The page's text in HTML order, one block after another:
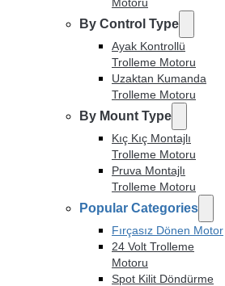
By Control Type
Ayak Kontrollü
Trolleme Motoru
Uzaktan Kumanda
Trolleme Motoru
By Mount Type
Kıç Kıç Montajlı
Trolleme Motoru
Pruva Montajlı
Trolleme Motoru
Popular Categories
Fırçasız Dönen Motor
24 Volt Trolleme
Motoru
Spot Kilit Döndürme